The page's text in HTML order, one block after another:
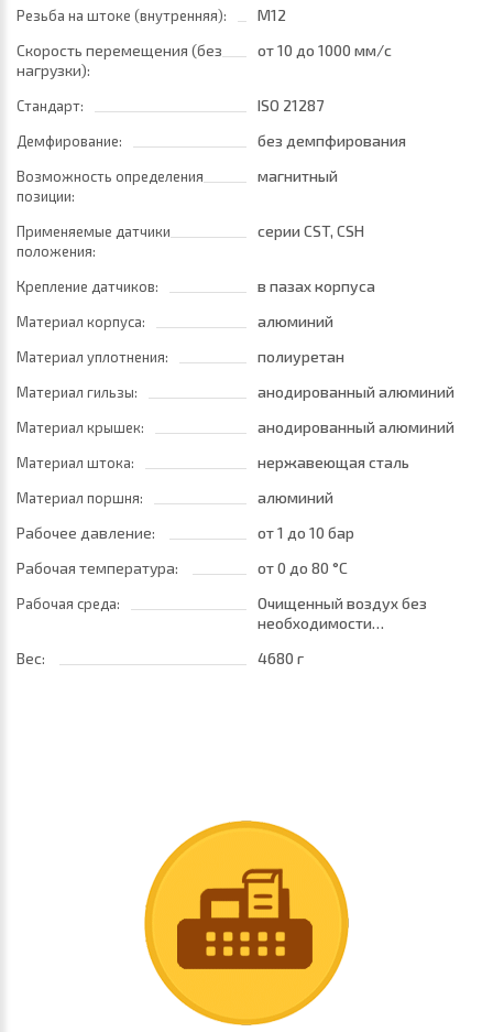
Резьба на штоке (внутренняя):
M12
Скорость перемещения (без
нагрузки):
от 10 до 1000 мм/с
Стандарт: ISO 21287
Демфирование: без демпфирования
Возможность определения
позиции:
магнитный
Применяемые датчики
положения:
серии CST, CSH
Крепление датчиков: в пазах корпуса
Материал корпуса: алюминий
Материал уплотнения: полиуретан
Материал гильзы: анодированный алюминий
Материал крышек: анодированный алюминий
Материал штока: нержавеющая сталь
Материал поршня:
алюминий
Рабочее давление:
от 1 до 10 бар
Рабочая температура:
от 0 до 80 °C
Рабочая среда:
Очищенный воздух без
необходимости
установка центробежного
Вес: 4680 г